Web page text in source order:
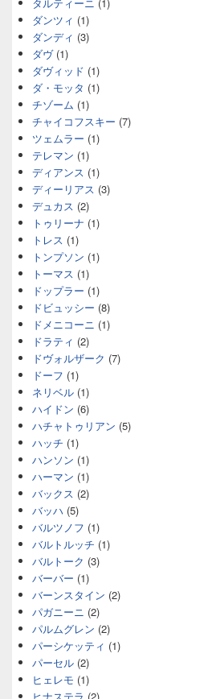
ダンツィ (1)
ダンディ (3)
ダヴ(1)
ダヴィッド (1)
ダ・モッタ (1)
チゾーム (1)
チャイコフスキー (7)
ツェムラー (1)
テレマン (1)
ディアンス (1)
ディーリアス (3)
デュカス (2)
トゥリーナ (1)
トレス (1)
トンプソン (1)
トーマス (1)
ドップラー (1)
ドビュッシー (8)
ドメニコーニ (1)
ドラティ (2)
ドヴォルザーク (7)
ドーフ (1)
ネリベル (1)
ハイドン (6)
ハチャトゥリアン (5)
ハッチ (1)
ハンソン (1)
ハーマン (1)
バックス (2)
バッハ (5)
バルツノフ (1)
バルトルッチ (1)
バルトーク (3)
バーバー (1)
バーンスタイン (2)
パガニーニ (2)
パルムグレン (2)
パーシケッティ (1)
パーセル (2)
ヒェレモ (1)